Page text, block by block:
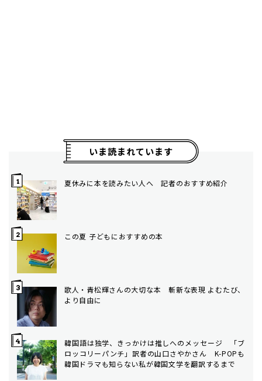
いま読まれています
夏休みに本を読みたい人へ 記者のおすすめ紹介
この夏 子どもにおすすめの本
歌人・青松輝さんの大切な本 斬新な表現 よむたび、
より自由に
韓国語は独学、きっかけは推しへのメッセージ 「ブ
ロッコリーパンチ」訳者の山口さやかさん K-POPも
韓国ドラマも知らない私が韓国文学を翻訳するまで